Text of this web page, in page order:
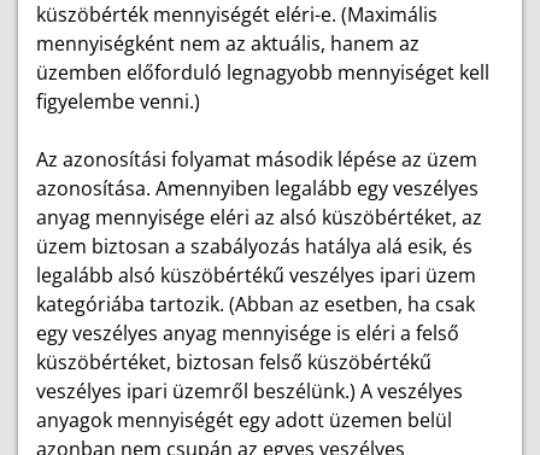
küszöbérték mennyiségét eléri-e. (Maximális
mennyiségként nem az aktuális, hanem az
üzemben előforduló legnagyobb mennyiséget kell
figyelembe venni.)
Az azonosítási folyamat második lépése az üzem
azonosítása. Amennyiben legalább egy veszélyes
anyag mennyisége eléri az alsó küszöbértéket, az
üzem biztosan a szabályozás hatálya alá esik, és
legalább alsó küszöbértékű veszélyes ipari üzem
kategóriába tartozik. (Abban az esetben, ha csak
egy veszélyes anyag mennyisége is eléri a felső
küszöbértéket, biztosan felső küszöbértékű
veszélyes ipari üzemről beszélünk.) A veszélyes
anyagok mennyiségét egy adott üzemen belül
azonban nem csupán az egyes veszélyes